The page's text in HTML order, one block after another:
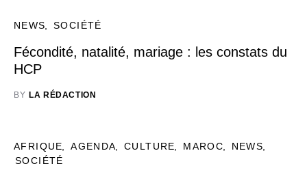
NEWS SOCIÉTÉ
Fécondité, natalité, mariage : les constats du
HCP
BY LA RÉDACTION
AFRIQUE AGENDA CULTURE MAROC
NEWS
SOCIÉTÉ